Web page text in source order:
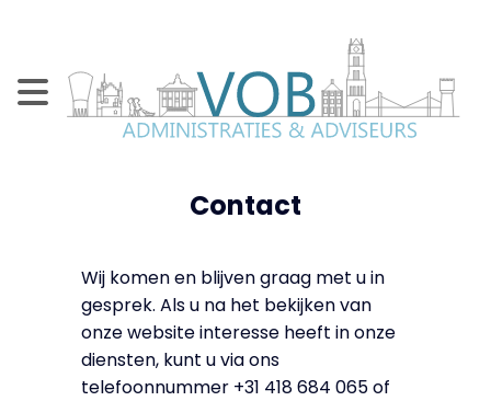
Contact
Wij komen en blijven graag met u in
gesprek. Als u na het bekijken van
onze website interesse heeft in onze
diensten, kunt u via ons
telefoonnummer +31 418 684 065 of